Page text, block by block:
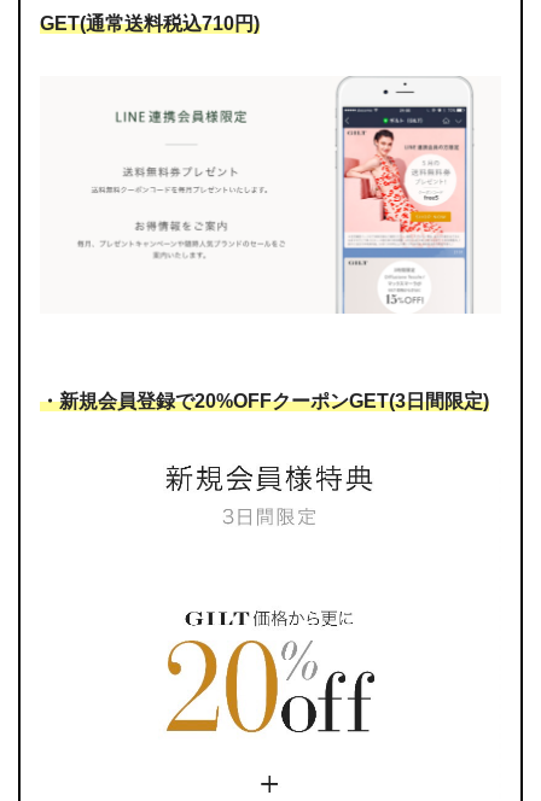
GET(通常送料税込710円)
・新規会員登録で20%OFFクーポンGET(3日間限定)